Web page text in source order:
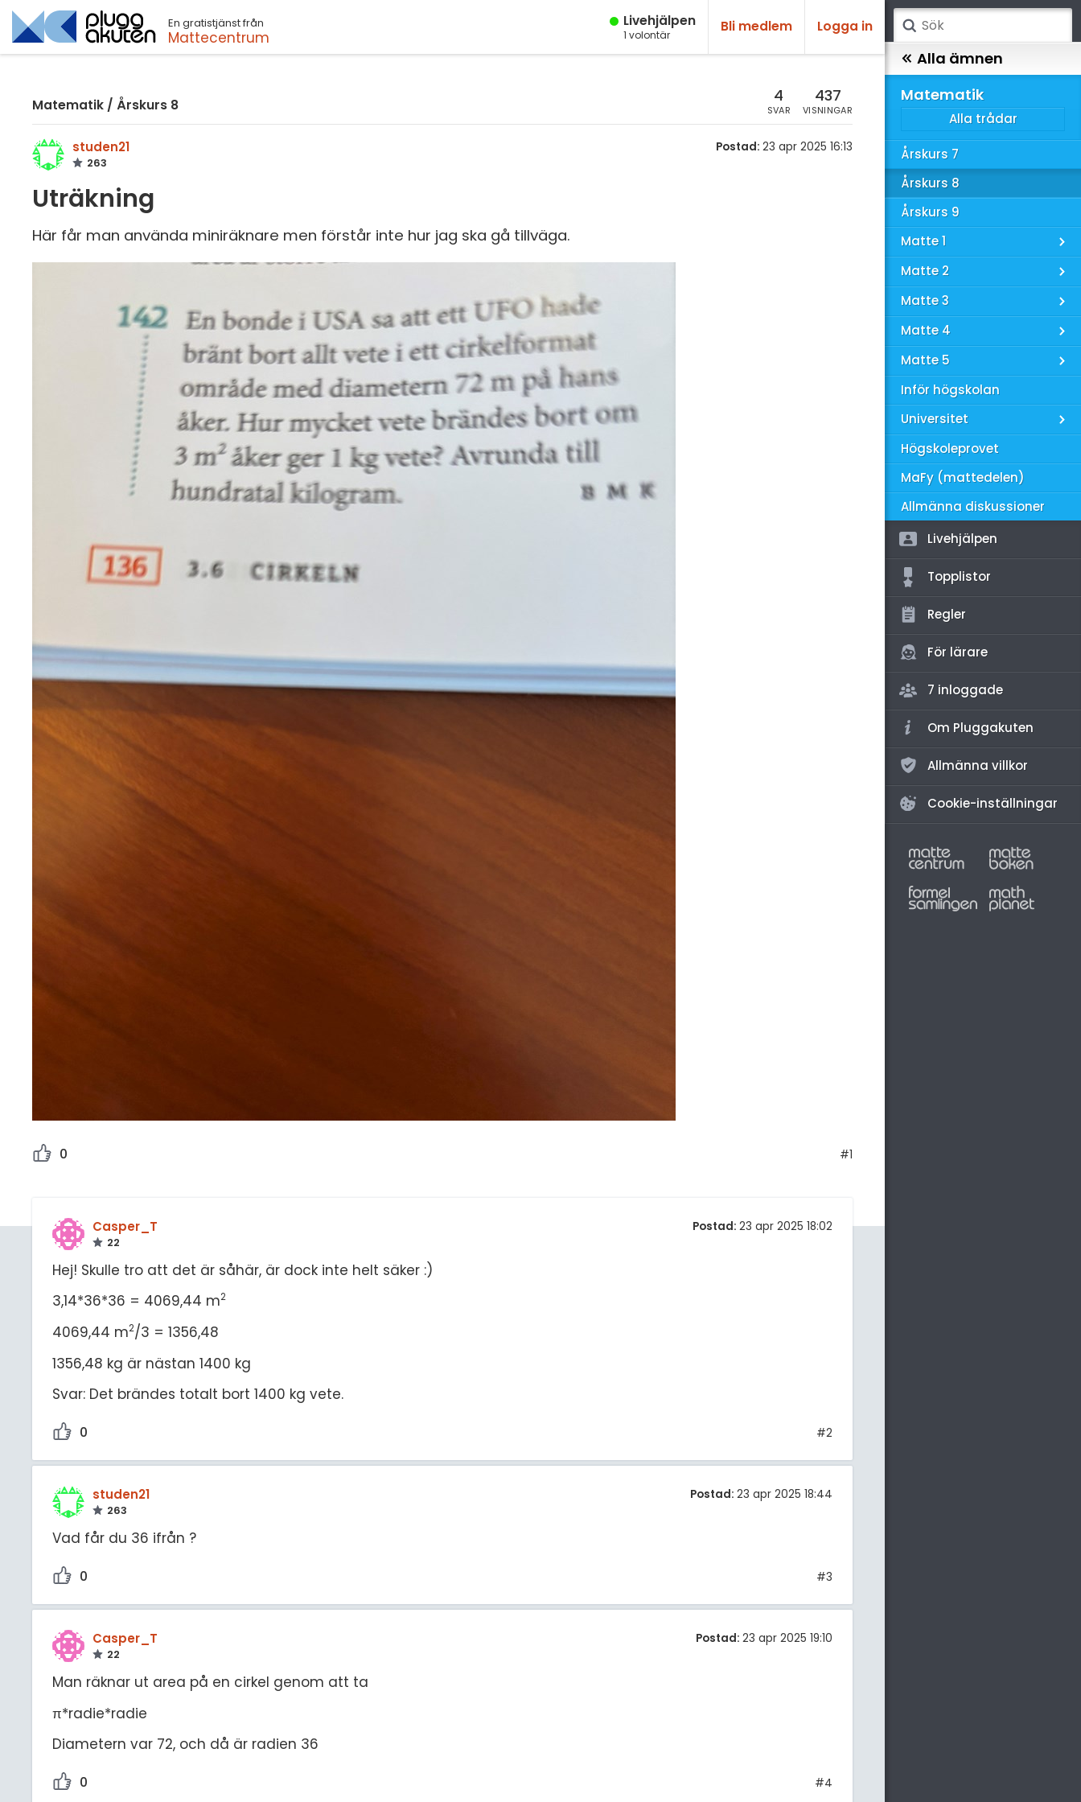
En gratistjänst från
Mattecentrum
Live­hjälpen
1 volontär
Bli medlem Logga in
Matematik / Årskurs 8 4
SVAR
437
VISNINGAR
studen21
263
Postad: 23 apr 2025 16:13
Uträkning
Här får man använda miniräknare men förstår inte hur jag ska gå tillväga.
0 #1
Casper_T
22
Postad: 23 apr 2025 18:02
Hej! Skulle tro att det är såhär, är dock inte helt säker :)
3,14*36*36 = 4069,44 m2
4069,44 m2/3 = 1356,48
1356,48 kg är nästan 1400 kg
Svar: Det brändes totalt bort 1400 kg vete.
0 #2
studen21
263
Postad: 23 apr 2025 18:44
Vad får du 36 ifrån ?
0 #3
Casper_T
22
Postad: 23 apr 2025 19:10
Man räknar ut area på en cirkel genom att ta
π*radie*radie
Diametern var 72, och då är radien 36
0 #4
Sök
Matematik
Alla ämnen
Matematik
Alla trådar
Årskurs 7
Årskurs 8
Årskurs 9
Matte 1
Matte 2
Matte 3
Matte 4
Matte 5
Inför högskolan
Universitet
Högskoleprovet
MaFy (mattedelen)
Allmänna diskussioner
Livehjälpen
Topplistor
Regler
För lärare
7 inloggade
Om Pluggakuten
Allmänna villkor
Cookie-inställningar
Kemi